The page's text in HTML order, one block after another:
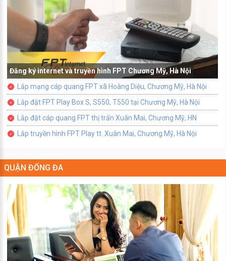
Đăng ký internet và truyền hình FPT Chương Mỹ, Hà Nội
Lắp mạng cáp quang FPT xã Hoàng Diệu, Chương Mỹ, Hà Nội
Lắp đặt FPT Play Box S, S550, T550 tại Chương Mỹ, Hà Nội
Lắp đặt cáp quang FPT thị trấn Xuân Mai, Chương Mỹ, HN
Lắp truyền hình FPT Play tt. Xuân Mai, Chương Mỹ, Hà Nội
QUẬN ĐỐNG ĐA